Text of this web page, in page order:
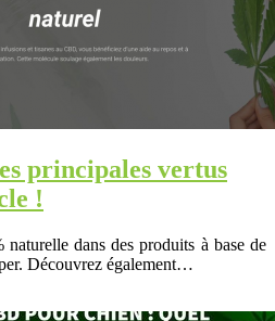
principales vertus
!
dans des produits à base de
Découvrez également…